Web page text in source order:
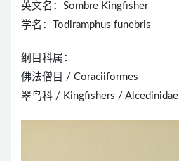
英文名：Sombre Kingfisher
学名：Todiramphus funebris
纲目科属：
佛法僧目 / Coraciiformes
翠鸟科 / Kingfishers / Alcedinidae